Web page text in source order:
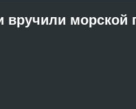
морской